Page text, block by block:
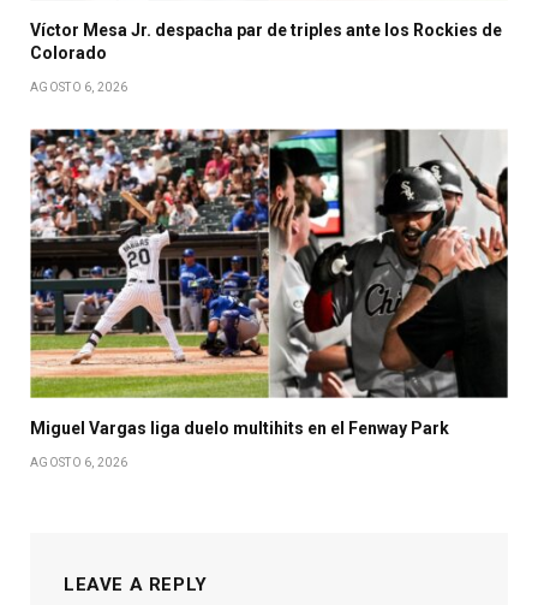
Víctor Mesa Jr. despacha par de triples ante los Rockies de
Colorado
AGOSTO 6, 2026
Miguel Vargas liga duelo multihits en el Fenway Park
AGOSTO 6, 2026
LEAVE A REPLY